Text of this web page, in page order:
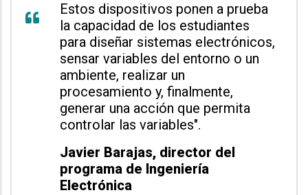
Estos dispositivos ponen a prueba
la capacidad de los estudiantes
para diseñar sistemas electrónicos,
sensar variables del entorno o un
ambiente, realizar un
procesamiento y, finalmente,
generar una acción que permita
controlar las variables".
Javier Barajas, director del
programa de Ingeniería
Electrónica